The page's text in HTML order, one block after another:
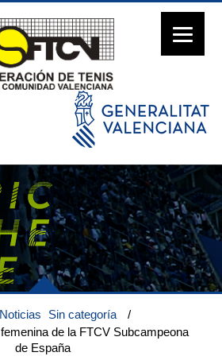
Noticias Sin categoría
/
de la FTCV Subcampeona
de España